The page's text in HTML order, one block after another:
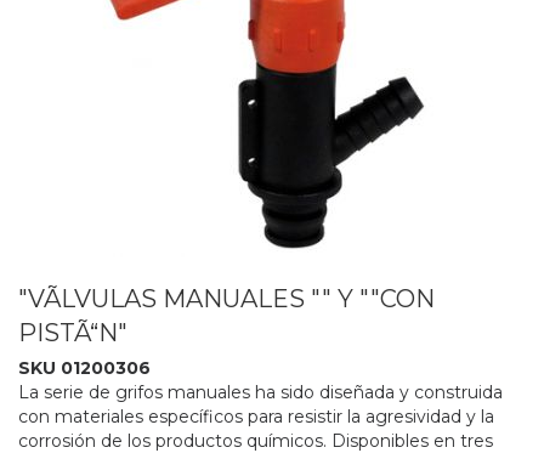
"VÃLVULAS MANUALES "" Y ""CON
PISTÃ“N"
SKU 01200306
La serie de grifos manuales ha sido diseñada y construida
con materiales específicos para resistir la agresividad y la
corrosión de los productos químicos. Disponibles en tres